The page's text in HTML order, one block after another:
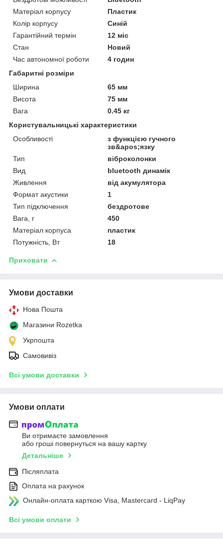
Матеріал корпусу
Пластик
Колір корпусу
Синій
Гарантійний термін
12 міс
Стан
Новий
Час автономної роботи
4 годин
Габаритні розміри
Ширина
65 мм
Висота
75 мм
Вага
0.45 кг
Користувальницькі характеристики
Особливості
з функцією гучного
зв&apos;язку
Тип
віброколонки
Вид
bluetooth динамік
Живлення
від акумулятора
Формат акустики
1
Тип підключення
бездротове
Вага, г
450
Матеріал корпуса
пластик
Потужність, Вт
18
Приховати
Умови доставки
Нова Пошта
Магазини Rozetka
Укрпошта
Самовивіз
Всі умови доставки
Умови оплати
Ви отримаєте замовлення
або гроші повернуться на вашу картку
Детальніше
Післяплата
Оплата на рахунок
Онлайн-оплата карткою Visa, Mastercard - LiqPay
Всі умови оплати